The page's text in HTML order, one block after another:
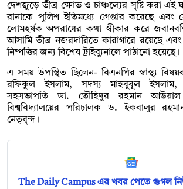
দেশজুড়ে তীব্র ক্ষোভ ও চাঞ্চল্যের সৃষ্টি করা
রানাকে পুলিশ ইতিমধ্যে গ্রেপ্তার করেছে
লোমহর্ষক অপরাধের কথা স্বীকার করে
আসামি তীব্র নজরদারিতে কারাগারে রয়েছে এবং
নিষ্পত্তির জন্য বিশেষ ট্রাইব্যুনালে পাঠানো হয়েছে।
এ সময় উপস্থিত ছিলেন- বিএনপির স্বাস্থ্য
রফিকুল ইসলাম, সদস্য মাহবুবুল ইসলাম,
সহসভাপতি ডা. তৌহিদুর রহমান
বিশ্ববিদ্যালয়ের পরিচালক ড. ইকবালুর
নেতৃবৃন্দ।
The Daily Campus এর খবর পেতে গুগল